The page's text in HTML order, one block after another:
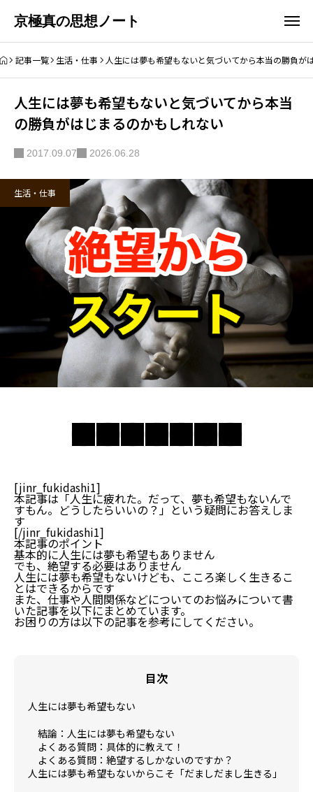
京極真の思想ノート
記事一覧 生活・仕事 人生には夢も希望もないと気づいてから本当の勝負が
人生には夢も希望もないと気づいてから本当
の勝負がはじまるのかもしれない
2017.09.07 2026.06.28
生活・仕事
[jinr_fukidashi1]
本記事は「人生に疲れた。だって、夢も希望もないんで
すもん。どうしたらいいの？」という疑問にお答えしま
す
[/jinr_fukidashi1]
本記事のポイント
基本的に人生には夢も希望もありません
でも、絶望する必要はありません
人生には夢も希望もないけども、こころ楽しく生きるこ
とはできるからです
また、仕事や人間関係などについてのお悩みについて書
いた記事を以下にまとめています。
お困りの方は以下の記事を参考にしてください。
目次
人生には夢も希望もない
結論：人生には夢も希望もない
よくある質問：具体的に教えて！
よくある質問：絶望するしかないのですか？
人生には夢も希望もないからこそ「だましだまし生きる」